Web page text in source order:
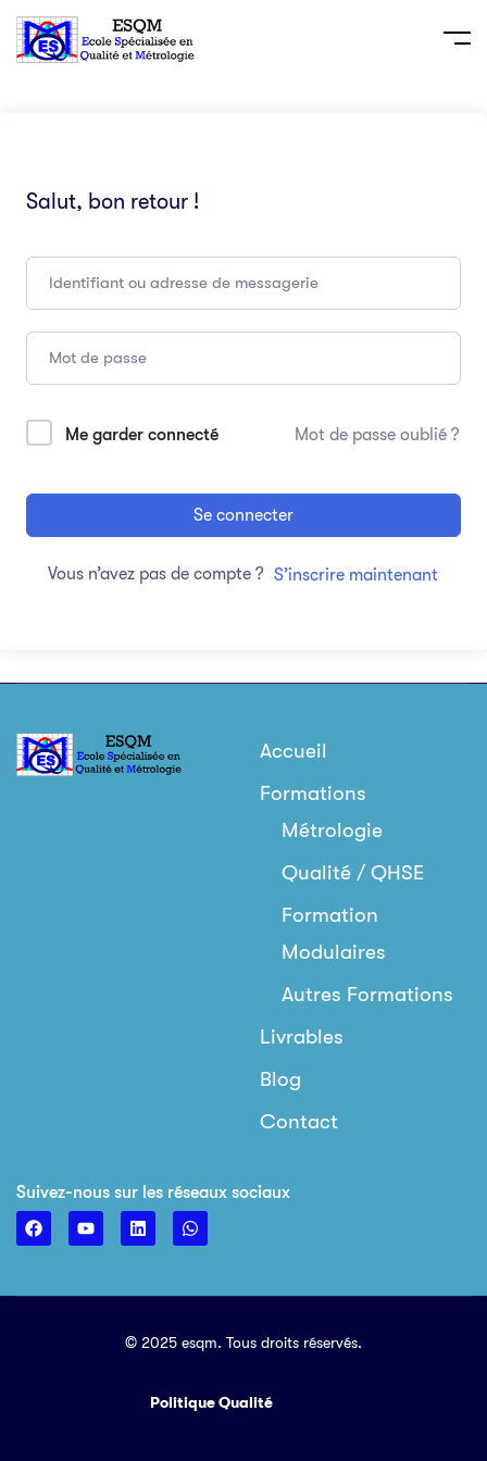
Salut, bon retour !
Me garder connecté Mot de passe oublié ?
Se connecter
Vous n’avez pas de compte ? S’inscrire maintenant
Accueil
Formations
Métrologie
Qualité / QHSE
Formation
Modulaires
Autres Formations
Livrables
Blog
Contact
Suivez-nous sur les réseaux sociaux
© 2025 esqm. Tous droits réservés.
Politique Qualité